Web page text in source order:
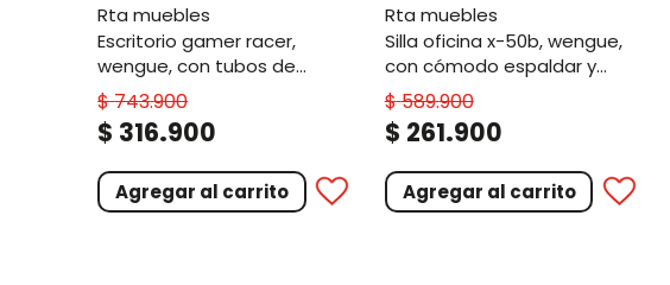
rta muebles
escritorio gamer racer,
wengue, con tubos de
metal y cubrimiento de
polvo
$743.900
$ 316.900
Agregar al carrito
rta muebles
silla oficina x-50b, wengue,
con cómodo espaldar y
rodachines
$589.900
$ 261.900
Agregar al carrito